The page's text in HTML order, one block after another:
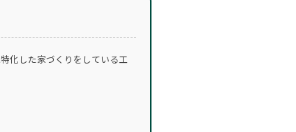
化した家づくりをしている工